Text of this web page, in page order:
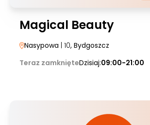
Magical Beauty
Nasypowa | 10, Bydgoszcz
Teraz zamknięteDzisiaj:09:00-21:00